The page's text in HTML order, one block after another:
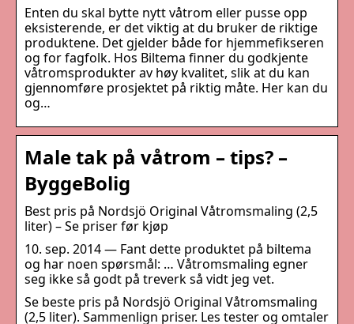
Enten du skal bytte nytt våtrom eller pusse opp
eksisterende, er det viktig at du bruker de riktige
produktene. Det gjelder både for hjemmefikseren
og for fagfolk. Hos Biltema finner du godkjente
våtromsprodukter av høy kvalitet, slik at du kan
gjennomføre prosjektet på riktig måte. Her kan du
og…
Male tak på våtrom – tips? –
ByggeBolig
Best pris på Nordsjö Original Våtromsmaling (2,5
liter) – Se priser før kjøp
10. sep. 2014 — Fant dette produktet på biltema
og har noen spørsmål: … Våtromsmaling egner
seg ikke så godt på treverk så vidt jeg vet.
Se beste pris på Nordsjö Original Våtromsmaling
(2,5 liter). Sammenlign priser. Les tester og omtaler